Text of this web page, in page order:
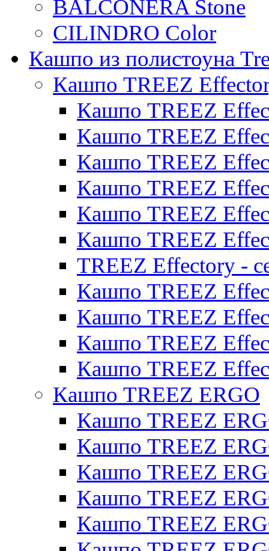
BALCONERA Stone
CILINDRO Color
Кашпо из полистоуна
Кашпо TREEZ
Кашпо TREEZ
Кашпо TREEZ
Кашпо TREEZ
Кашпо TREEZ
Кашпо TREEZ
Кашпо TREEZ
TREEZ Effectory -
Кашпо TREEZ
Кашпо TREEZ
Кашпо TREEZ
Кашпо TREEZ
Кашпо TREEZ ERGO
Кашпо TREEZ
Кашпо TREEZ
Кашпо TREEZ
Кашпо TREEZ
Кашпо TREEZ